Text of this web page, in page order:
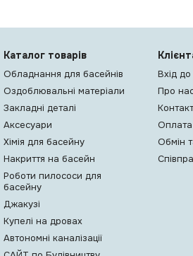
Каталог товарів
Обладнання для басейнів
Оздоблювальні матеріали
Закладні деталі
Аксесуари
Хімія для басейну
Накриття на басейн
Роботи пилососи для
басейну
Джакузі
Купелі на дровах
Автономні каналізації
Вхід до
Про
Оплата
Обмін